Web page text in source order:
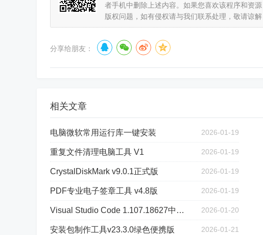
者手机中删除上述内容。如果您喜欢该程序和资
版权问题，如有侵权请与我们联系处理，敬请谅解
分享给朋友：
相关文章
电脑微软常用运行库一键安装 2026-01-19
重复文件清理电脑工具 V1 2026-01-19
CrystalDiskMark v9.0.1正式版 2026-01-19
PDF专业电子签章工具 v4.8版 2026-01-19
Visual Studio Code 1.107.18627中文绿色版 2026-01-20
安装包制作工具v23.3.0绿色便携版 2026-01-21